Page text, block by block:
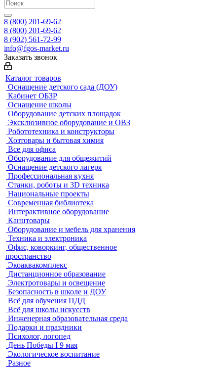
8 (800) 201-69-62
8 (800) 201-69-62
8 (902) 561-72-99
info@fgos-market.ru
Заказать звонок
Каталог товаров
Оснащение детского сада (ДОУ)
Кабинет ОБЗР
Оснащение школы
Оборудование детских площадок
Эксклюзивное оборудование и ОВЗ
Робототехника и конструкторы
Хозтовары и бытовая химия
Все для офиса
Оборудование для общежитий
Оснащение детского лагеря
Профессиональная кухня
Станки, роботы и 3D техника
Национальные проекты
Современная библиотека
Интерактивное оборудование
Канцтовары
Оборудование и мебель для хранения
Техника и электроника
Офис, коворкинг, общественное
пространство
Экоаквакомплекс
Дистанционное образование
Электротовары и освещение
Безопасность в школе и ДОУ
Всё для обучения ПДД
Всё для школы искусств
Инженерная образовательная среда
Подарки и праздники
Психолог, логопед
День Победы I 9 мая
Экологическое воспитание
Разное